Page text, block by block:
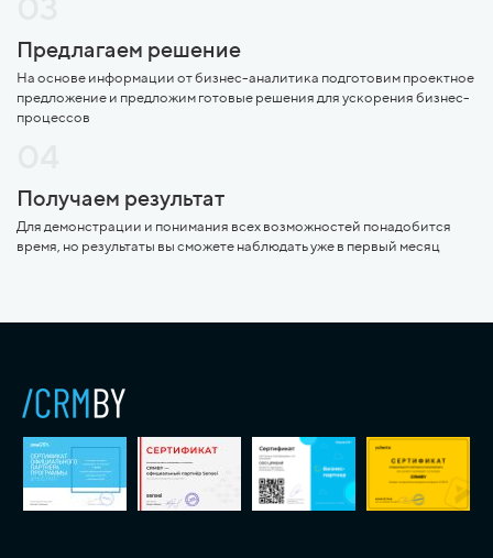
Предлагаем решение
На основе информации от бизнес-аналитика подготовим проектное
предложение и предложим готовые решения для ускорения бизнес-
процессов
Получаем результат
Для демонстрации и понимания всех возможностей понадобится
время, но результаты вы сможете наблюдать уже в первый месяц